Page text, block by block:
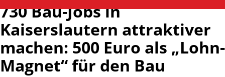
730 Bau-Jobs in
Kaiserslautern attraktiver
machen: 500 Euro als „Lohn-
Magnet“ für den Bau